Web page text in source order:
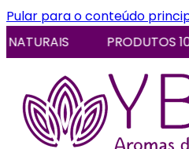
Pular para o conteúdo
PRODUTOS 100%